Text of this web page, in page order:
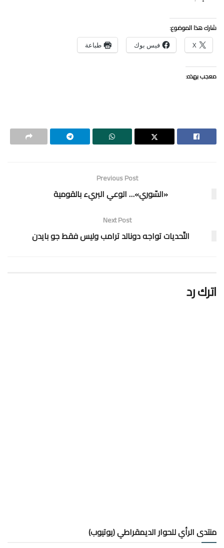
شارك هذا الموضوع:
X فيس بوك طباعة
معجب بهذه:
Previous Post
«السّوري»… الوعي البريء بالقومية
Next Post
التّحديات تواجه دونالد ترامب وليس فقط جو بايدن
اترك رد
منتدى الرأي للحوار الديمقراطي (يوتيوب)